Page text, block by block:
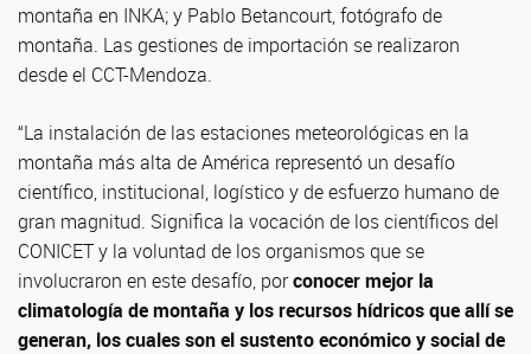
montaña en INKA; y Pablo Betancourt, fotógrafo de
montaña. Las gestiones de importación se realizaron
desde el CCT-Mendoza.
“La instalación de las estaciones meteorológicas en la
montaña más alta de América representó un desafío
científico, institucional, logístico y de esfuerzo humano de
gran magnitud. Significa la vocación de los científicos del
CONICET y la voluntad de los organismos que se
involucraron en este desafío, porconocer mejor la
climatología de montaña y los recursos hídricos que allí se
generan, los cuales son el sustento económico y social de